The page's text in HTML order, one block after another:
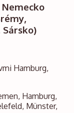
Nemecko
Hamburg,
Hamburg,
Münster,